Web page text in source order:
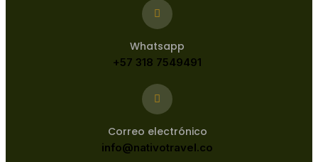
Whatsapp
+57 318 7549491
Correo electrónico
info@nativotravel.co